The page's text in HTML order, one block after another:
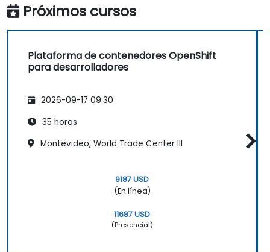
Próximos cursos
Plataforma de contenedores OpenShift
para desarrolladores
2026-09-17 09:30
35 horas
Montevideo, World Trade Center III
9187 USD
(En línea)
11687 USD
(Presencial)